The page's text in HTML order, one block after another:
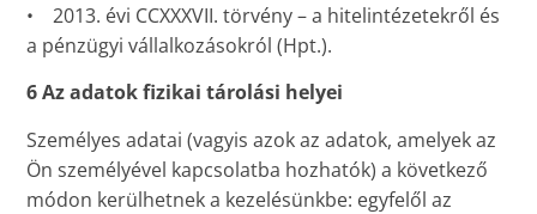
• 2013. évi CCXXXVII. törvény – a hitelintézetekről és
a pénzügyi vállalkozásokról (Hpt.).
6 Az adatok fizikai tárolási helyei
Személyes adatai (vagyis azok az adatok, amelyek az
Ön személyével kapcsolatba hozhatók) a következő
módon kerülhetnek a kezelésünkbe: egyfelől az